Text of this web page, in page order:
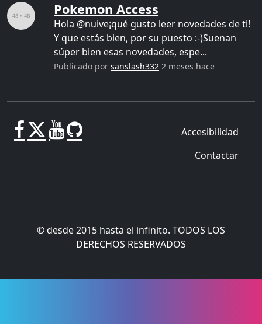
Pokemon Access
Hola @nuive¡qué gusto leer novedades de ti!
Y que estás bien, por su puesto :-)Suenan
súper bien esas novedades, espe...
Publicado por sanslash332 2 meses hace
Accesibilidad
Contactar
© desde 2015 hasta el infinito. TODOS LOS
DERECHOS RESERVADOS